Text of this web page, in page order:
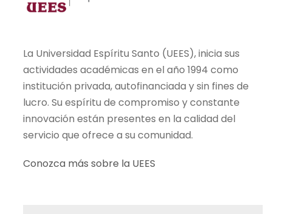
La Universidad Espíritu Santo (UEES), inicia sus
actividades académicas en el año 1994 como
institución privada, autofinanciada y sin fines de
lucro. Su espíritu de compromiso y constante
innovación están presentes en la calidad del
servicio que ofrece a su comunidad.
Conozca más sobre la UEES